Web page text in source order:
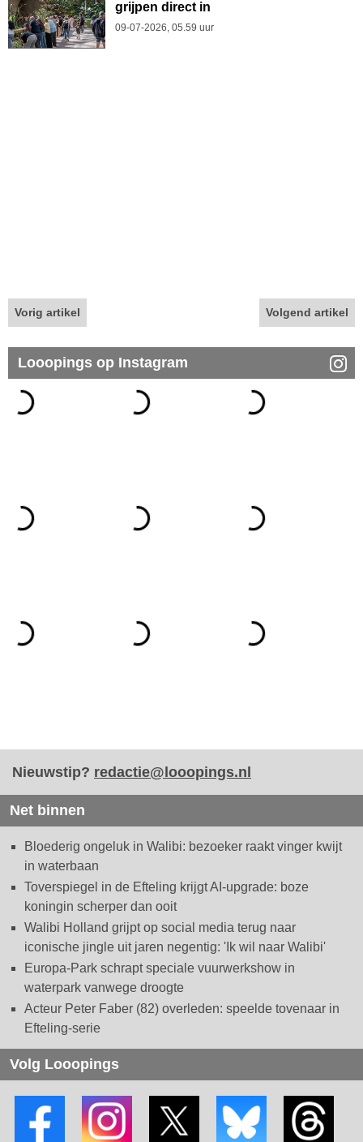
grijpen direct in
09-07-2026, 05.59 uur
Vorig artikel Volgend artikel
Looopings op Instagram
Nieuwstip? redactie@looopings.nl
Net binnen
Bloederig ongeluk in Walibi: bezoeker raakt vinger kwijt
in waterbaan
Toverspiegel in de Efteling krijgt AI-upgrade: boze
koningin scherper dan ooit
Walibi Holland grijpt op social media terug naar
iconische jingle uit jaren negentig: 'Ik wil naar Walibi'
Europa-Park schrapt speciale vuurwerkshow in
waterpark vanwege droogte
Acteur Peter Faber (82) overleden: speelde tovenaar in
Efteling-serie
Volg Looopings